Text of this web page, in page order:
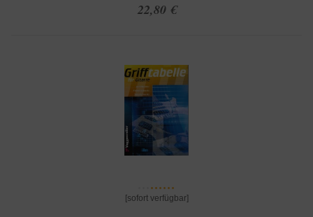
22,80 €
[sofort verfügbar]